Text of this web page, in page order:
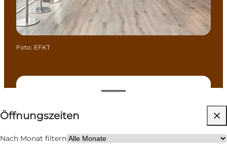
Öffnungszeiten anzeigen
Öffnungszeiten
Nach Monat filtern
54 rooms
106 beds
Foto: EFKT